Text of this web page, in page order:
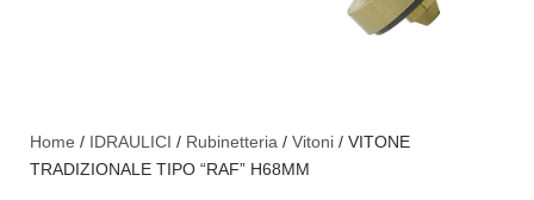
Home / IDRAULICI / Rubinetteria / Vitoni / VITONE
TRADIZIONALE TIPO “RAF” H68MM